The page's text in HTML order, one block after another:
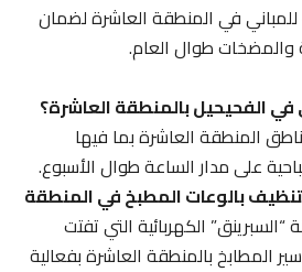
في المنطقة العاشرة لضمان
طوال العام.
بالمنطقة العاشرة؟
المنطقة العاشرة بما فيها
على مدار الساعة طوال الأسبوع.
بالوعات المطبخ في المنطقة
الكهربائية التي تفتت
بالمنطقة العاشرة بفعالية